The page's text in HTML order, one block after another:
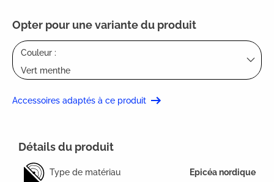
Opter pour une variante du produit
Couleur :
Vert menthe
Accessoires adaptés à ce produit
Détails du produit
Type de matériau Epicéa nordique